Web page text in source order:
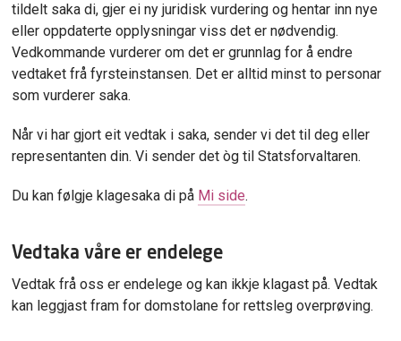
tildelt saka di, gjer ei ny juridisk vurdering og hentar inn nye
eller oppdaterte opplysningar viss det er nødvendig.
Vedkommande vurderer om det er grunnlag for å endre
vedtaket frå fyrsteinstansen. Det er alltid minst to personar
som vurderer saka.
Når vi har gjort eit vedtak i saka, sender vi det til deg eller
representanten din. Vi sender det òg til Statsforvaltaren.
Du kan følgje klagesaka di på Mi side.
Vedtaka våre er endelege
Vedtak frå oss er endelege og kan ikkje klagast på. Vedtak
kan leggjast fram for domstolane for rettsleg overprøving.